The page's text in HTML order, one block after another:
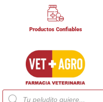
Productos Confiables